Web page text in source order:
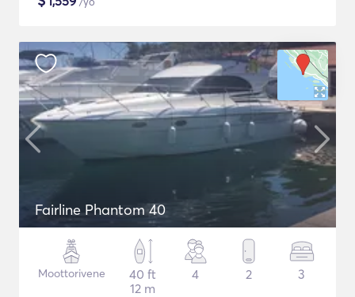
Fairline Phantom 40
Moottorivene
40 ft
12 m
4 2 3